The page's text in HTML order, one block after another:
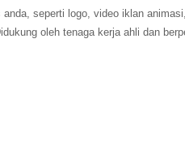
seperti logo, video iklan
oleh tenaga kerja ahli dan